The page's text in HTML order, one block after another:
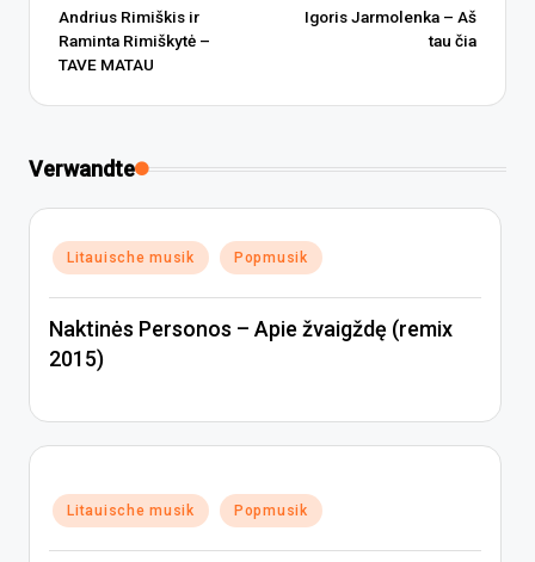
navigation
Andrius Rimiškis ir
Raminta Rimiškytė –
TAVE MATAU
Igoris Jarmolenka – Aš
tau čia
Verwandte
Posted
in
Litauische musik Popmusik
Naktinės Personos – Apie žvaigždę (remix
2015)
Posted
in
Litauische musik Popmusik